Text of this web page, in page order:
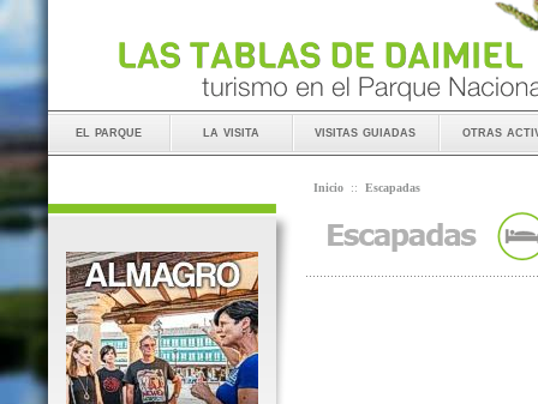
el parque la visita visitas guiadas otras
Inicio :: Escapadas